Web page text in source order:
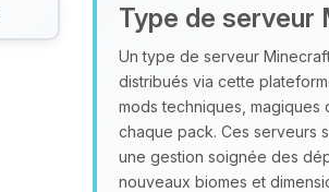
Type de serveur
Un type de serveur
distribués via cette
mods techniques,
chaque pack. Ces serveurs
une gestion soignée des
nouveaux biomes et